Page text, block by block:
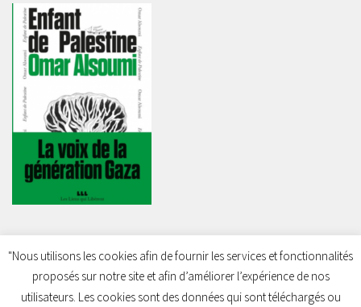
Charleroi Pour la Palestine © 2026. Tous droits réservés.
"Nous utilisons les cookies afin de fournir les services et fonctionnalités
proposés sur notre site et afin d’améliorer l’expérience de nos
utilisateurs. Les cookies sont des données qui sont téléchargés ou